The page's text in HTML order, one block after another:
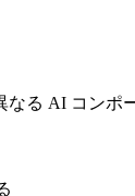
る AI コン